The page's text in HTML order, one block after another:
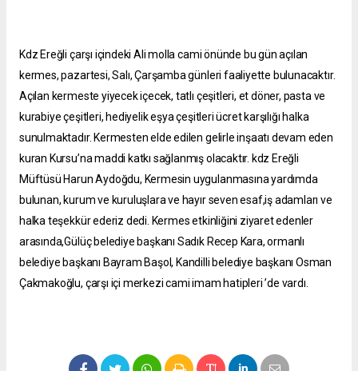
Kdz Ereğli çarşı içindeki Ali molla cami önünde bu gün açılan
kermes, pazartesi, Salı, Çarşamba günleri faaliyette bulunacaktır.
Açılan kermeste yiyecek içecek, tatlı çeşitleri, et döner, pasta ve
kurabiye çeşitleri, hediyelik eşya çeşitleri ücret karşılığı halka
sunulmaktadır. Kermesten elde edilen gelirle inşaatı devam eden
kuran Kursu’na maddi katkı sağlanmış olacaktır. kdz Ereğli
Müftüsü Harun Aydoğdu, Kermesin uygulanmasına yardımda
bulunan, kurum ve kuruluşlara ve hayır seven esaf,iş adamları ve
halka teşekkür ederiz dedi. Kermes etkinliğini ziyaret edenler
arasında,Gülüç belediye başkanı Sadık Recep Kara, ormanlı
belediye başkanı Bayram Başol, Kandilli belediye başkanı Osman
Çakmakoğlu, çarşı içi merkezi cami imam hatipleri ’de vardı.